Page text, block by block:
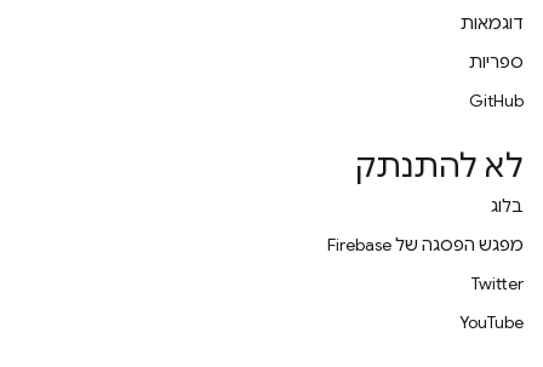
דוגמאות
ספריות
GitHub
לא להתנתק
בלוג
מפגש הפסגה של Firebase
Twitter
YouTube